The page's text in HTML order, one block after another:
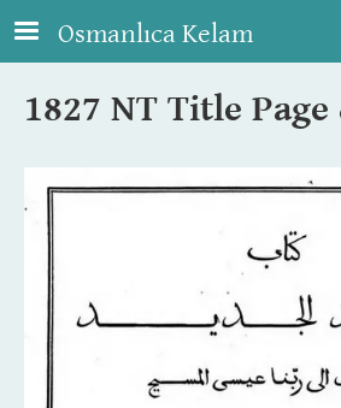
Skip to main content
Osmanlıca Kelam
1827 NT Title